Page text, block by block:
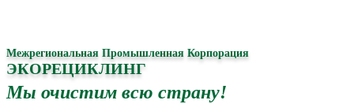
Межрегиональная Промышленная Корпорация
ЭКОРЕЦИКЛИНГ
Мы очистим всю страну!